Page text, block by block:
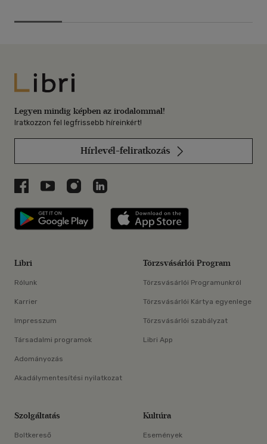
Libri
Legyen mindig képben az irodalommal!
Iratkozzon fel legfrissebb híreinkért!
Hírlevél-feliratkozás
Libri a Facebookon
Libri a Youtube-on
Libri az Instagramon
Libri a LinkedInen
Libri applikáció Szerezd meg: Google
Libri
Rólunk
Karrier
Impresszum
Társadalmi programok
Adományozás
Akadálymentesítési nyilatkozat
Törzsvásárlói Program
Törzsvásárlói Programunkról
Törzsvásárlói Kártya egyenlege
Törzsvásárlói szabályzat
Libri App
Szolgáltatás
Boltkereső
Kultúra
Események